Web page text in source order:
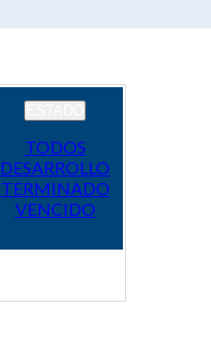
TODOS
DESARROLLO
TERMINADO
VENCIDO